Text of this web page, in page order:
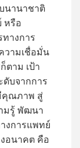
นานาชาติ
หรือ
างการ
ามเชื่อมั่น
ตาม เป้า
บจากการ
คุณภาพ สู่
มรู้ พัฒนา
งการแพทย์
อนาคต คือ